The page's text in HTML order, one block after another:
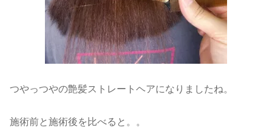
つやっつやの艶髪ストレートヘアになりましたね。
施術前と施術後を比べると。。